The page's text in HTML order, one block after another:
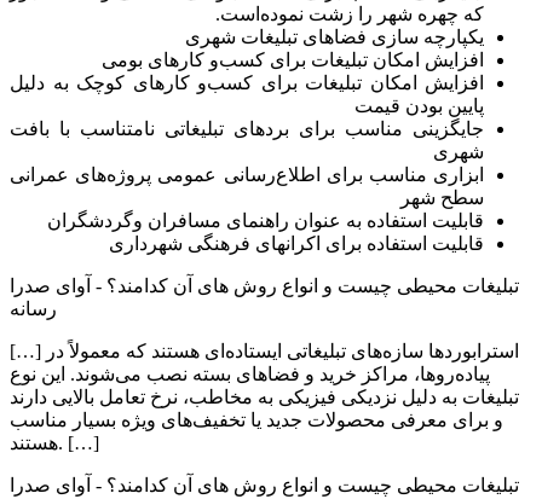
که چهره شهر را زشت نموده‌است.
یکپارچه سازی فضاهای تبلیغات شهری
افزایش امکان تبلیغات برای کسب‌و کارهای بومی
افزایش امکان تبلیغات برای کسب‌و کارهای کوچک به دلیل
پایین بودن قیمت
جایگزینی مناسب برای بردهای تبلیغاتی نامتناسب با بافت
شهری
ابزاری مناسب برای اطلاع‌رسانی عمومی پروژه‌های عمرانی
سطح شهر
قابلیت استفاده به عنوان راهنمای مسافران وگردشگران
قابلیت استفاده برای اکرانهای فرهنگی شهرداری
تبلیغات محیطی چیست و انواع روش های آن کدامند؟ - آوای صدرا
رسانه
[…] استرابوردها سازه‌های تبلیغاتی ایستاده‌ای هستند که معمولاً در
پیاده‌روها، مراکز خرید و فضاهای بسته نصب می‌شوند. این نوع
تبلیغات به دلیل نزدیکی فیزیکی به مخاطب، نرخ تعامل بالایی دارند
و برای معرفی محصولات جدید یا تخفیف‌های ویژه بسیار مناسب
هستند. […]
تبلیغات محیطی چیست و انواع روش های آن کدامند؟ - آوای صدرا